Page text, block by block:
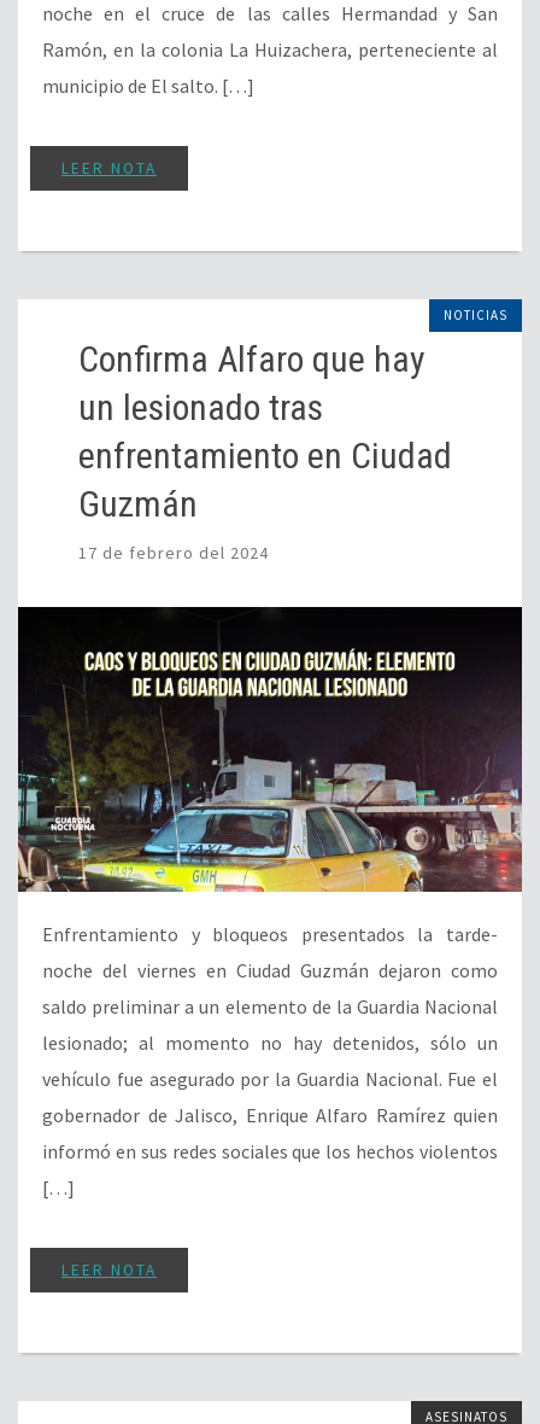
noche en el cruce de las calles Hermandad y San
Ramón, en la colonia La Huizachera, perteneciente al
municipio de El salto. […]
LEER NOTA
NOTICIAS
Confirma Alfaro que hay
un lesionado tras
enfrentamiento en Ciudad
Guzmán
17 de febrero del 2024
Enfrentamiento y bloqueos presentados la tarde-
noche del viernes en Ciudad Guzmán dejaron como
saldo preliminar a un elemento de la Guardia Nacional
lesionado; al momento no hay detenidos, sólo un
vehículo fue asegurado por la Guardia Nacional. Fue el
gobernador de Jalisco, Enrique Alfaro Ramírez quien
informó en sus redes sociales que los hechos violentos
[…]
LEER NOTA
ASESINATOS